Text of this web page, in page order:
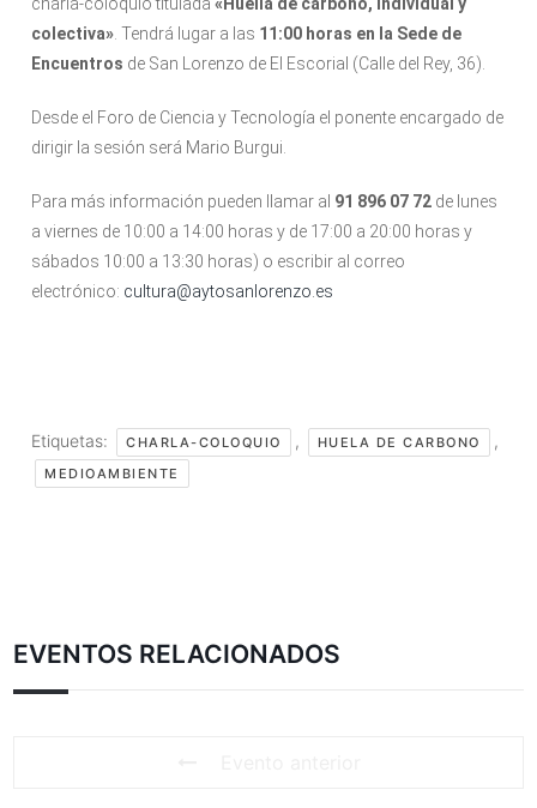
colectiva» . Tendrá lugar a las 11:00 horas en la Sede de
Encuentros de San Lorenzo de El Escorial (Calle del Rey, 36).
Desde el Foro de Ciencia y Tecnología el ponente encargado de
dirigir la sesión será Mario Burgui.
Para más información pueden llamar al 91 896 07 72 de lunes
a viernes de 10:00 a 14:00 horas y de 17:00 a 20:00 horas y
sábados 10:00 a 13:30 horas) o escribir al correo
electrónico: cultura@aytosanlorenzo.es
Etiquetas: CHARLA-COLOQUIO , HUELA DE CARBONO ,
MEDIOAMBIENTE
EVENTOS RELACIONADOS